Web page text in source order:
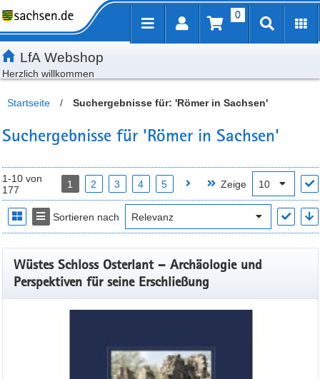
Inhalt
Kundenmenü
Artikelsuche
Servicemenü 0
LfA Webshop
Herzlich willkommen
Startseite / Suchergebnisse für: 'Römer in Sachsen'
Suchergebnisse für 'Römer in Sachsen'
1-10 von
177
1 2 3 4 5 Zeige
Sortieren nach
Wüstes Schloss Osterlant – Archäologie und
Perspektiven für seine Erschließung